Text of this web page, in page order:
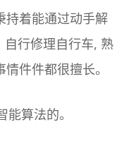
持着能通过动手解
行修理自行车, 熟
件件都很擅长。
能算法的。